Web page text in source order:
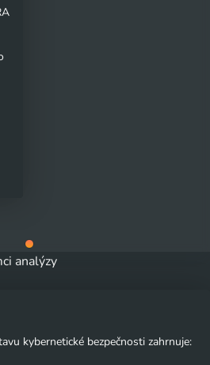
analýzy
kybernetické bezpečnosti zahrnuje: